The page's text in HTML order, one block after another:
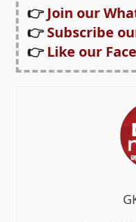
👉Join our
👉Subscribe
👉Like our